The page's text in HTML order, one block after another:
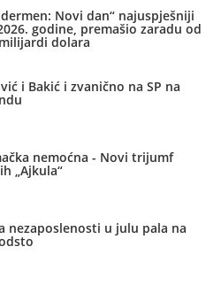
Novi dan“ najuspješniji
godine, premašio zaradu od
dolara
i Bakić i zvanično na SP na
nemoćna - Novi trijumf
„Ajkula“
nezaposlenosti u julu pala na